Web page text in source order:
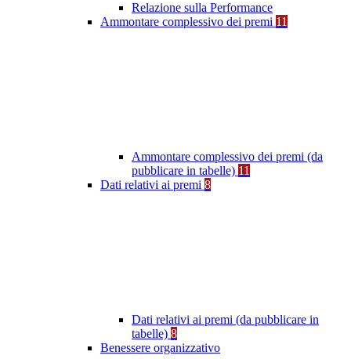
Relazione sulla Performance
Ammontare complessivo dei premi 11
Ammontare complessivo dei premi (da
pubblicare in tabelle) 11
Dati relativi ai premi 8
Dati relativi ai premi (da pubblicare in
tabelle) 8
Benessere organizzativo